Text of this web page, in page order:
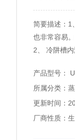
简要描述：1
也非常容易
2、 冷阱槽
产品型号：
所属分类：
更新时间：
厂商性质：